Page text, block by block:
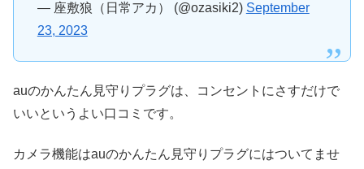
— 座敷狼（日常アカ） (@ozasiki2) September
23, 2023
auのかんたん見守りプラグは、コンセントにさすだけで
いいというよい口コミです。
カメラ機能はauのかんたん見守りプラグにはついてませ